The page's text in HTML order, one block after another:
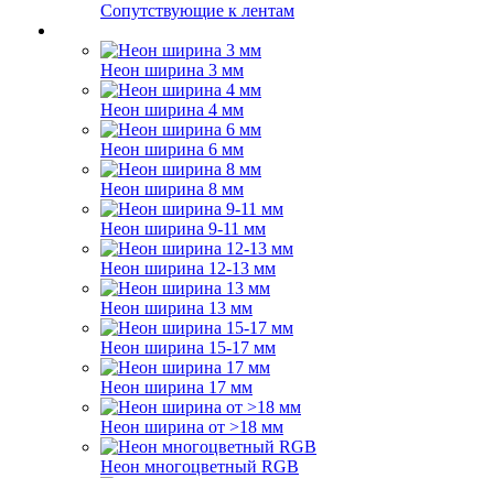
Сопутствующие к лентам
Неон ширина 3 мм
Неон ширина 4 мм
Неон ширина 6 мм
Неон ширина 8 мм
Неон ширина 9-11 мм
Неон ширина 12-13 мм
Неон ширина 13 мм
Неон ширина 15-17 мм
Неон ширина 17 мм
Неон ширина от >18 мм
Неон многоцветный RGB